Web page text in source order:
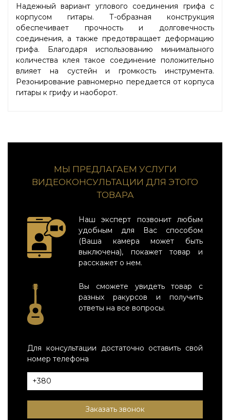
Надежный вариант углового соединения грифа с
корпусом гитары. Т-образная конструкция
обеспечивает прочность и долговечность
соединения, а также предотвращает деформацию
грифа. Благодаря использованию минимального
количества клея такое соединение положительно
влияет на сустейн и громкость инструмента.
Резонирование равномерно передается от корпуса
гитары к грифу и наоборот.
МЫ ПРЕДЛАГАЕМ УСЛУГИ
ВИДЕОКОНСУЛЬТАЦИИ ДЛЯ ЭТОГО
ТОВАРА
Наш эксперт позвонит любым
удобным для Вас способом
(Ваша камера может быть
выключена), покажет товар и
расскажет о нем.
Вы сможете увидеть товар с
разных ракурсов и получить
ответы на все вопросы.
Для консультации достаточно оставить свой
номер телефона
Заказать звонок